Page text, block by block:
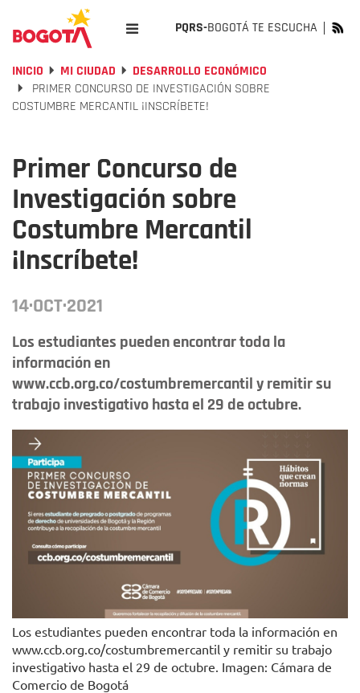
PQRS-BOGOTÁ TE ESCUCHA
INICIO MI CIUDAD
DESARROLLO ECONÓMICO
PRIMER CONCURSO DE INVESTIGACIÓN SOBRE
COSTUMBRE MERCANTIL ¡INSCRÍBETE!
Primer Concurso de
Investigación sobre
Costumbre Mercantil
¡Inscríbete!
14·OCT·2021
Los estudiantes pueden encontrar toda la
información en
www.ccb.org.co/costumbremercantil y remitir su
trabajo investigativo hasta el 29 de octubre.
Los estudiantes pueden encontrar toda la información en
www.ccb.org.co/costumbremercantil y remitir su trabajo
investigativo hasta el 29 de octubre. Imagen: Cámara de
Comercio de Bogotá